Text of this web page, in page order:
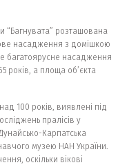
“Багнувата” розташована
насадження з домішкою
багатоярусне насадження
років, а площа об’єкта
100 років, виявлені під
пралісів у
Карпатська
музею НАН України.
оскільки вікові